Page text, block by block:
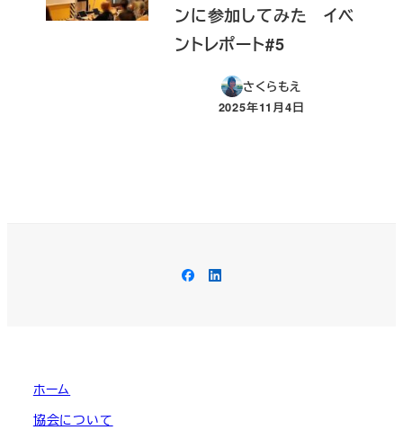
ンに参加してみた イベ
ントレポート#5
さくらもえ
投稿日
2025年11月4日
Facebook
LinkedIn
ホーム
協会について